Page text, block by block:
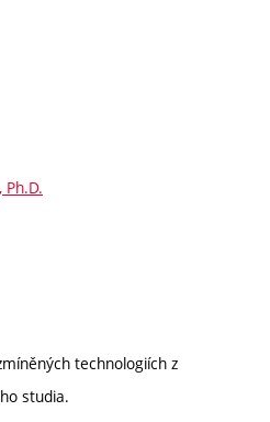
technologiích z
studia.